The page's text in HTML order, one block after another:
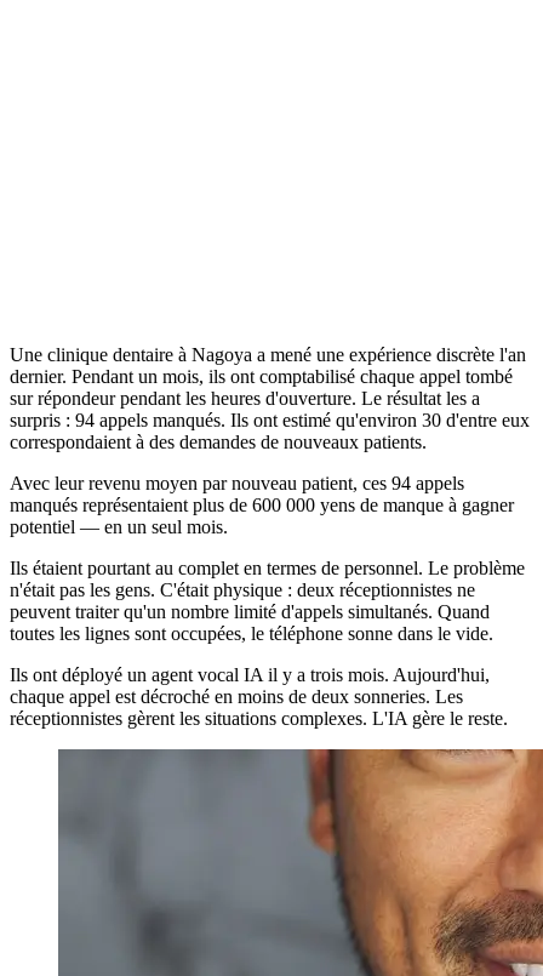
Une clinique dentaire à Nagoya a mené une expérience discrète l'an
dernier. Pendant un mois, ils ont comptabilisé chaque appel tombé
sur répondeur pendant les heures d'ouverture. Le résultat les a
surpris : 94 appels manqués. Ils ont estimé qu'environ 30 d'entre eux
correspondaient à des demandes de nouveaux patients.
Avec leur revenu moyen par nouveau patient, ces 94 appels
manqués représentaient plus de 600 000 yens de manque à gagner
potentiel — en un seul mois.
Ils étaient pourtant au complet en termes de personnel. Le problème
n'était pas les gens. C'était physique : deux réceptionnistes ne
peuvent traiter qu'un nombre limité d'appels simultanés. Quand
toutes les lignes sont occupées, le téléphone sonne dans le vide.
Ils ont déployé un agent vocal IA il y a trois mois. Aujourd'hui,
chaque appel est décroché en moins de deux sonneries. Les
réceptionnistes gèrent les situations complexes. L'IA gère le reste.